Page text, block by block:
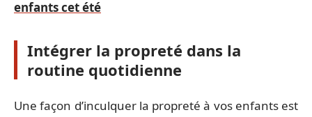
enfants cet été
Intégrer la propreté dans la
routine quotidienne
Une façon d’inculquer la propreté à vos enfants est